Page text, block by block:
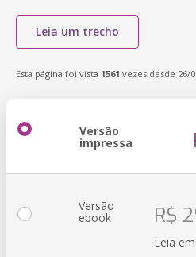
Leia um trecho
Esta página foi vista 1561 vezes desde 26/
Versão
impressa
Versão
ebook R$
Leia